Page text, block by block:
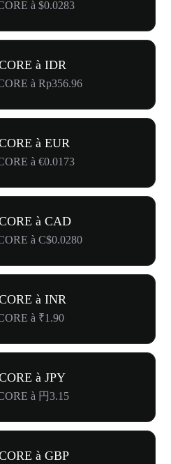
à $0.0283
à IDR
à Rp356.96
à EUR
à €0.0173
à CAD
à C$0.0280
à INR
à ₹1.90
à JPY
à 円3.15
à GBP